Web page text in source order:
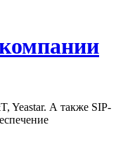
Yeastar. А также SIP-